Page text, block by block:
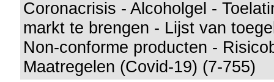
Coronacrisis - Alcoholgel -
markt te brengen - Lijst van
Non-conforme producten -
Maatregelen (Covid-19) (7-755)